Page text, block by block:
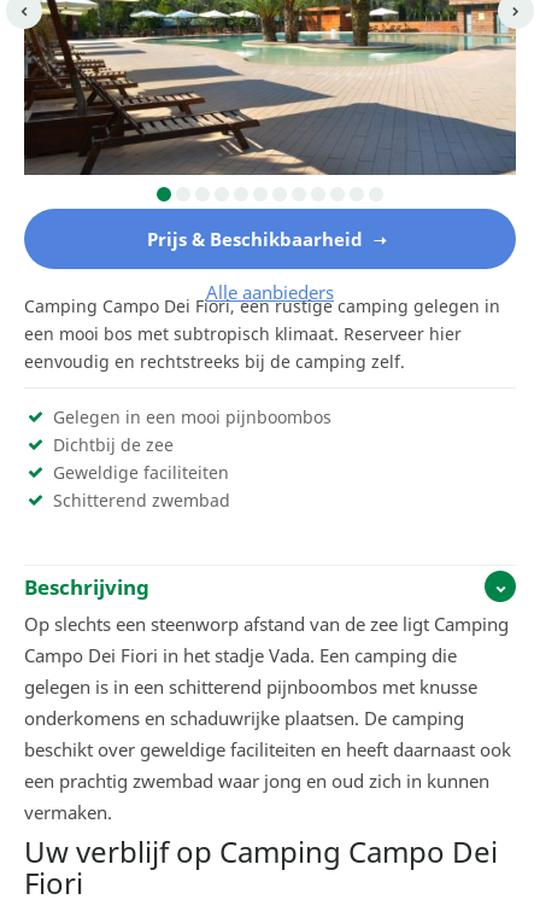
Prijs & Beschikbaarheid
Alle aanbieders
Camping Campo Dei Fiori, een rustige camping gelegen in
een mooi bos met subtropisch klimaat. Reserveer hier
eenvoudig en rechtstreeks bij de camping zelf.
Gelegen in een mooi pijnboombos
Dichtbij de zee
Geweldige faciliteiten
Schitterend zwembad
Beschrijving
Op slechts een steenworp afstand van de zee ligt Camping
Campo Dei Fiori in het stadje Vada. Een camping die
gelegen is in een schitterend pijnboombos met knusse
onderkomens en schaduwrijke plaatsen. De camping
beschikt over geweldige faciliteiten en heeft daarnaast ook
een prachtig zwembad waar jong en oud zich in kunnen
vermaken.
Uw verblijf op Camping Campo Dei
Fiori